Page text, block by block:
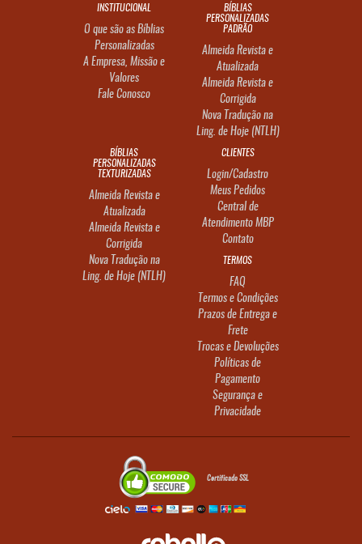
INSTITUCIONAL
O que são as Bíblias
Personalizadas
A Empresa, Missão e
Valores
Fale Conosco
BÍBLIAS
PERSONALIZADAS
PADRÃO
Almeida Revista e
Atualizada
Almeida Revista e
Corrigida
Nova Tradução na
Ling. de Hoje (NTLH)
BÍBLIAS
PERSONALIZADAS
TEXTURIZADAS
Almeida Revista e
Atualizada
Almeida Revista e
Corrigida
Nova Tradução na
Ling. de Hoje (NTLH)
CLIENTES
Login/Cadastro
Meus Pedidos
Central de
Atendimento MBP
Contato
TERMOS
FAQ
Termos e Condições
Prazos de Entrega e
Frete
Trocas e Devoluções
Políticas de
Pagamento
Segurança e
Privacidade
Certificado SSL